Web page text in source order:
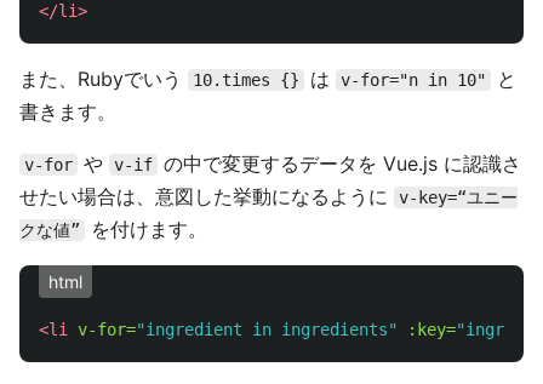
</li>
また、Rubyでいう 10.times {} は v-for="n in 10"
と
書きます。
v-for や v-if の中で変更するデータを Vue.js に認識さ
せたい場合は、意図した挙動になるように
v-key=“ユニー
クな値”
を付けます。
html
<li v-for="ingredient in ingredients" :key=